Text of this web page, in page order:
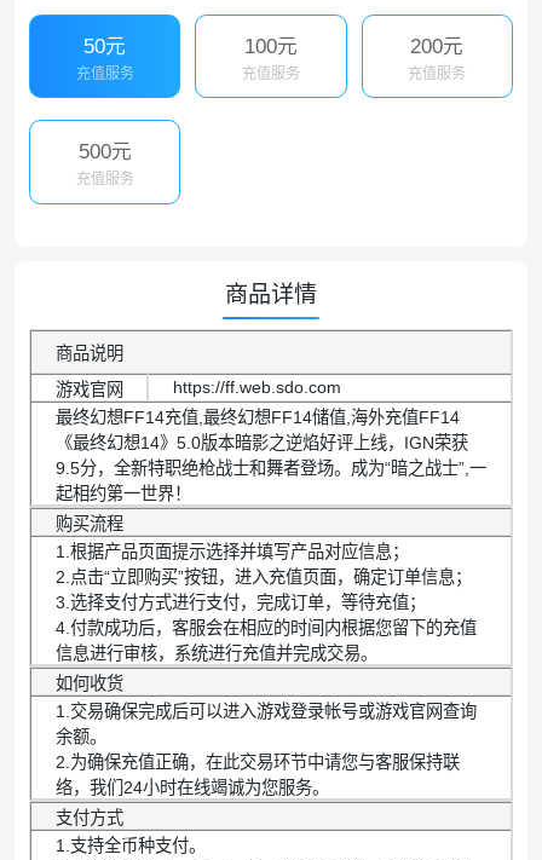
50元
充值服务
100元
充值服务
200元
充值服务
500元
充值服务
商品详情
商品说明
游戏官网
https://ff.web.sdo.com
最终幻想FF14充值,最终幻想FF14储值,海外充值FF14
《最终幻想14》5.0版本暗影之逆焰好评上线，IGN荣获
9.5分，全新特职绝枪战士和舞者登场。成为“暗之战士”,一
起相约第一世界！
购买流程
1.根据产品页面提示选择并填写产品对应信息；
2.点击“立即购买”按钮，进入充值页面，确定订单信息；
3.选择支付方式进行支付，完成订单，等待充值；
4.付款成功后，客服会在相应的时间内根据您留下的充值
信息进行审核，系统进行充值并完成交易。
如何收货
1.交易确保完成后可以进入游戏登录帐号或游戏官网查询
余额。
2.为确保充值正确，在此交易环节中请您与客服保持联
络，我们24小时在线竭诚为您服务。
支付方式
1.支持全币种支付。